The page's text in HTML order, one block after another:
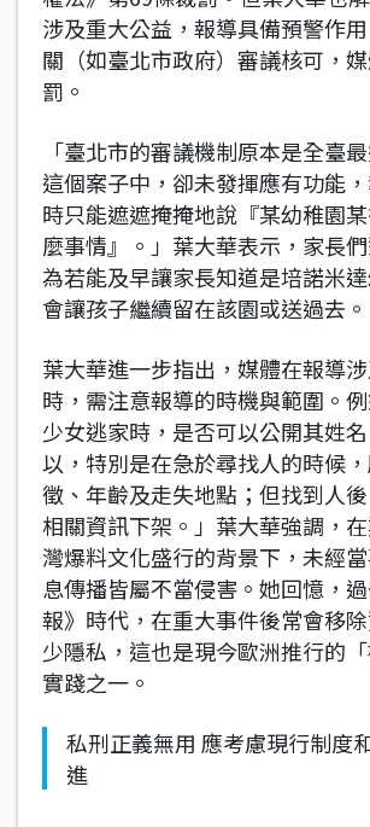
涉及重大公益，報導具備預警作
關（如臺北市政府）審議核可，
罰。
「臺北市的審議機制原本是全臺
這個案子中，卻未發揮應有功能
時只能遮遮掩掩地說『某幼稚園
麼事情』。」葉大華表示，家長
為若能及早讓家長知道是培諾米
會讓孩子繼續留在該園或送過去。
葉大華進一步指出，媒體在報導
時，需注意報導的時機與範圍。
少女逃家時，是否可以公開其姓
以，特別是在急於尋找人的時候
徵、年齡及走失地點；但找到人
相關資訊下架。」葉大華強調，
灣爆料文化盛行的背景下，未經
息傳播皆屬不當侵害。她回憶，
報》時代，在重大事件後常會移
少隱私，這也是現今歐洲推行的
實踐之一。
私刑正義無用 應考慮現行制度
進